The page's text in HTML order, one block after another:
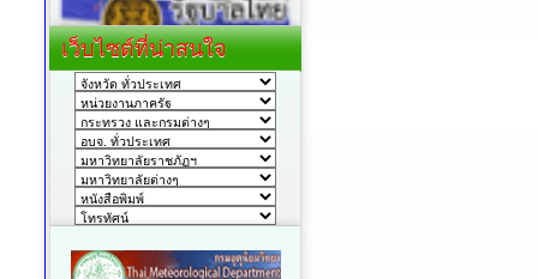
เว็บไซต์ที่น่าสนใจ